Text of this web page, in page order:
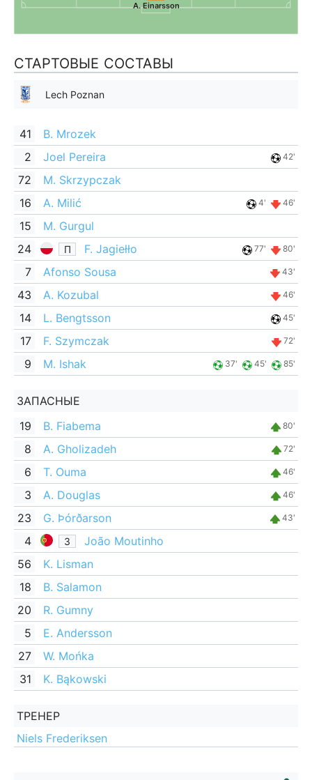
A. Einarsson
СТАРТОВЫЕ СОСТАВЫ
Lech Poznan
41
B. Mrozek
2
Joel Pereira 42'
72
M. Skrzypczak
16
A. Milić 4' 46'
15
M. Gurgul
24
П F. Jagiełło 77' 80'
7 Afonso Sousa 43'
43 A. Kozubal 46'
14 L. Bengtsson 45'
17 F. Szymczak 72'
9 M. Ishak 37' 45' 85'
ЗАПАСНЫЕ
19
B. Fiabema 80'
8 A. Gholizadeh 72'
6 T. Ouma 46'
3 A. Douglas 46'
23 G. Þórðarson 43'
4 З
João Moutinho
56
K. Lisman
18
B. Salamon
20
R. Gumny
5
E. Andersson
27
W. Mońka
31
K. Bąkowski
ТРЕНЕР
Niels Frederiksen